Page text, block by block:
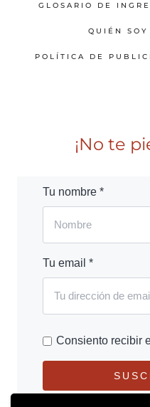
GLOSARIO DE
QUIÉN SOY
POLÍTICA DE
¡No te
Tu nombre *
Tu email *
Consiento recibir